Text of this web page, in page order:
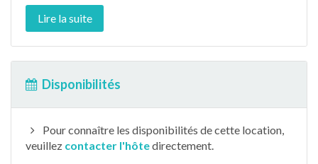
Lire la suite
Disponibilités
Pour connaître les disponibilités de cette location,
veuillez contacter l'hôtedirectement.